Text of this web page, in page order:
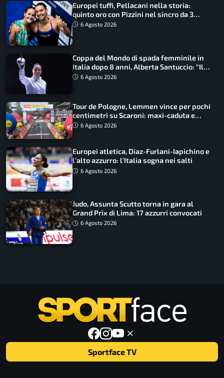
Europei tuffi, Pellacani nella storia:
quinto oro con Pizzini nel sincro da 3
metri
6 Agosto 2026
Coppa del Mondo di spada femminile in
Italia dopo 8 anni, Alberta Santuccio: “Il
lavoro dà sempre i suoi frutti”
6 Agosto 2026
Tour de Pologne, Lemmen vince per pochi
centimetri su Scaroni: maxi-caduta e
tappa accorciata
6 Agosto 2026
Europei atletica, Diaz-Furlani-Iapichino e
l’alto azzurro: l’Italia sogna nei salti
6 Agosto 2026
Judo, Assunta Scutto torna in gara al
Grand Prix di Lima: 17 azzurri convocati
6 Agosto 2026
Sportface TV